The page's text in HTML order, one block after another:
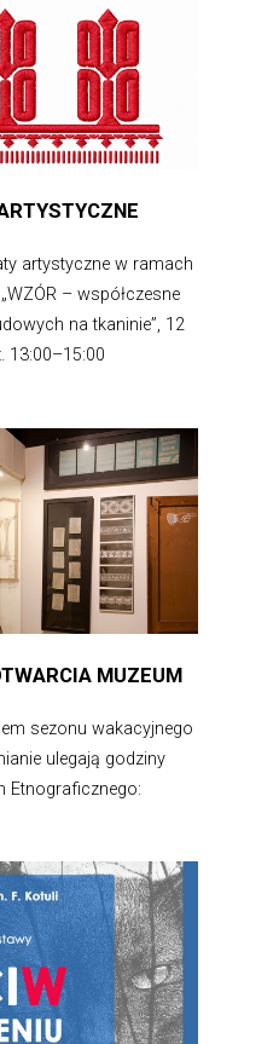
artystyczne w ramach
– współczesne
na tkaninie”, 12
13:00–15:00
MUZEUM
sezonu wakacyjnego
ulegają godziny
Etnograficznego: